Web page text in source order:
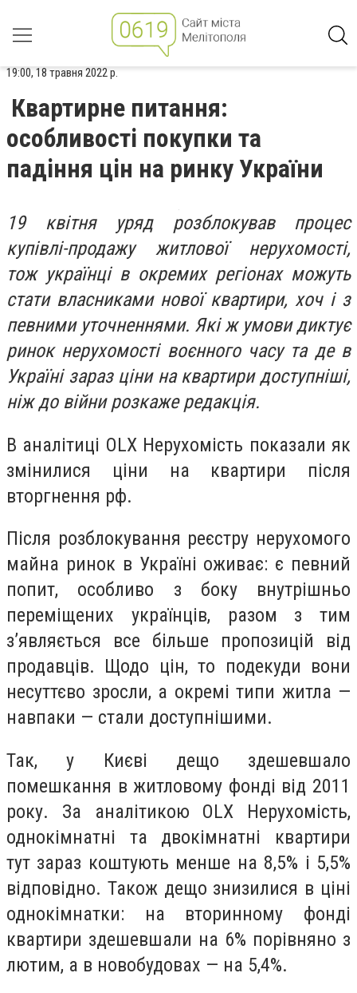
19:00, 18 травня 2022 р.
Квартирне питання:
особливості покупки та
падіння цін на ринку України
19 квітня уряд розблокував процес
купівлі-продажу житлової нерухомості,
тож українці в окремих регіонах можуть
стати власниками нової квартири, хоч і з
певними уточненнями. Які ж умови диктує
ринок нерухомості воєнного часу та де в
Україні зараз ціни на квартири доступніші,
ніж до війни розкаже редакція.
В аналітиці OLX Нерухомість показали як
змінилися ціни на квартири після
вторгнення рф.
Після розблокування реєстру нерухомого
майна ринок в Україні оживає: є певний
попит, особливо з боку внутрішньо
переміщених українців, разом з тим
з’являється все більше пропозицій від
продавців. Щодо цін, то подекуди вони
несуттєво зросли, а окремі типи житла —
навпаки — стали доступнішими.
Так, у Києві дещо здешевшало
помешкання в житловому фонді від 2011
року. За аналітикою OLX Нерухомість,
однокімнатні та двокімнатні квартири
тут зараз коштують менше на 8,5% і 5,5%
відповідно. Також дещо знизилися в ціні
однокімнатки: на вторинному фонді
квартири здешевшали на 6% порівняно з
лютим, а в новобудовах — на 5,4%.